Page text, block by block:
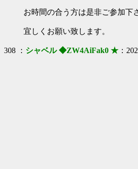
お時間の合う方は是非ご参加下
宜しくお願い致します。
308 ： シャベル ◆ZW4AiFak0 ★ ：
/＞´
V
V｛
| V ＼ ＼
ﾊ V ヽ
∧ 、ﾄ-__＼ ＞r==r
∧|｀ー一"~
ヽ |〉 ,/＞ し
へ 、
＞- ヽ ／/ ｛ ＿